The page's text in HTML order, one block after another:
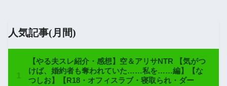
人気記事(月間)